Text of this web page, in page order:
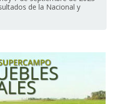
de la Nacional y